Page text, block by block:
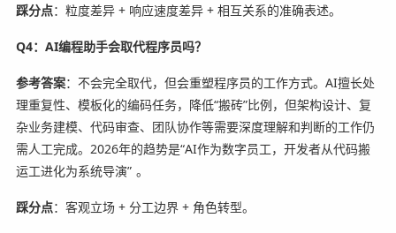
踩分点：粒度差异 + 响应速度差异 + 相互关系的准确表述。
Q4：AI编程助手会取代程序员吗？
参考答案：不会完全取代，但会重塑程序员的工作方式。AI擅长处
理重复性、模板化的编码任务，降低“搬砖”比例，但架构设计、复
杂业务建模、代码审查、团队协作等需要深度理解和判断的工作仍
需人工完成。2026年的趋势是“AI作为数字员工，开发者从代码搬
运工进化为系统导演” 。
踩分点：客观立场 + 分工边界 + 角色转型。